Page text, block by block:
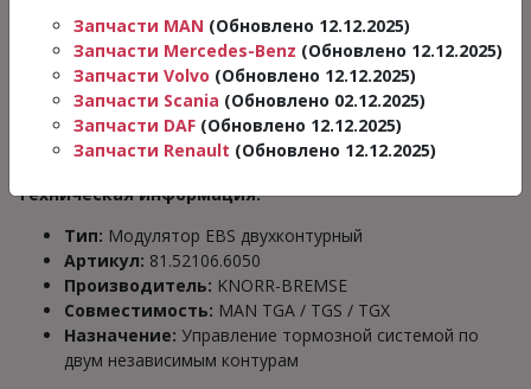
управления подачей воздуха на две независимые
тормозные цепи.
Используется на грузовых автомобиляхMAN TGA, TGS,
и обеспечиваетстабильную работу тормозов при
любых нагрузках.
Техническая информация:
Тип: Модулятор EBS двухконтурный
Артикул: 81.52106.6050
Производитель: KNORR-BREMSE
Совместимость: MAN TGA / TGS / TGX
Назначение: Управление тормозной системой по
двум независимым контурам
Запчасти MAN (Обновлено 12.12.2025)
Запчасти Mercedes-Benz (Обновлено 12.12.2025)
Запчасти Volvo (Обновлено 12.12.2025)
Запчасти Scania (Обновлено 02.12.2025)
Запчасти DAF (Обновлено 12.12.2025)
Запчасти Renault (Обновлено 12.12.2025)